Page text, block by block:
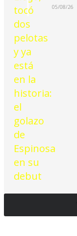
05/08/26